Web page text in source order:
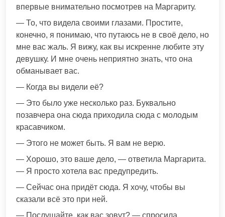
впервые внимательно посмотрев на Маргариту.
— То, что видела своими глазами. Простите,
конечно, я понимаю, что путаюсь не в своё дело, но
мне вас жаль. Я вижу, как вы искренне любите эту
девушку. И мне очень неприятно знать, что она
обманывает вас.
— Когда вы видели её?
— Это было уже несколько раз. Буквально
позавчера она сюда приходила сюда с молодым
красавчиком.
— Этого не может быть. Я вам не верю.
— Хорошо, это ваше дело, — ответила Маргарита.
— Я просто хотела вас предупредить.
— Сейчас она придёт сюда. Я хочу, чтобы вы
сказали всё это при ней.